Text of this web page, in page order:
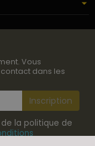
Vous
dans les
la politique de